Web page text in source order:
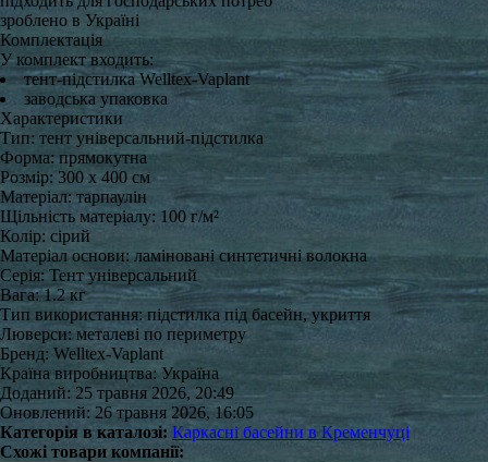
зроблено в Україні
Комплектація
У комплект входить:
тент-підстилка Welltex-Vaplant
заводська упаковка
Характеристики
Тип: тент універсальний-підстилка
Форма: прямокутна
Розмір: 300 x 400 см
Матеріал: тарпаулін
Щільність матеріалу: 100 г/м²
Колір: сірий
Матеріал основи: ламіновані синтетичні волокна
Серія: Тент універсальний
Вага: 1.2 кг
Тип використання: підстилка під басейн, укриття
Люверси: металеві по периметру
Бренд: Welltex-Vaplant
Країна виробництва: Україна
Доданий: 25 травня 2026, 20:49
Оновлений: 26 травня 2026, 16:05
Категорія в каталозі: Каркасні басейни в Кременчуці
Схожі товари компанії: